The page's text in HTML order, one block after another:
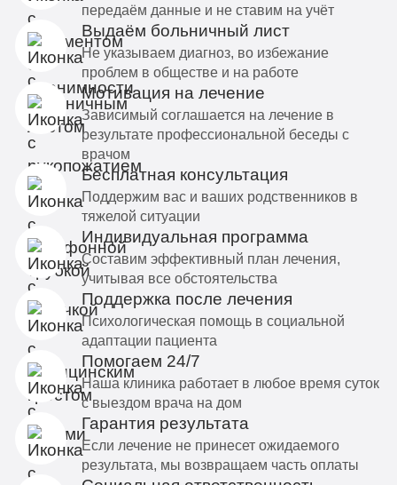
передаём данные и не ставим на учёт
Выдаём больничный лист
Не указываем диагноз, во избежание
проблем в обществе и на работе
Мотивация на лечение
Зависимый соглашается на лечение в
результате профессиональной беседы с
врачом
Бесплатная консультация
Поддержим вас и ваших родственников в
тяжелой ситуации
Индивидуальная программа
Составим эффективный план лечения,
учитывая все обстоятельства
Поддержка после лечения
Психологическая помощь в социальной
адаптации пациента
Помогаем 24/7
Наша клиника работает в любое время суток
с выездом врача на дом
Гарантия результата
Если лечение не принесет ожидаемого
результата, мы возвращаем часть оплаты